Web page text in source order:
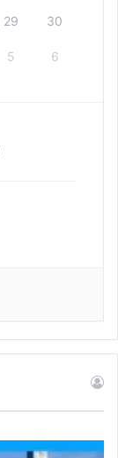
29 30
5 6